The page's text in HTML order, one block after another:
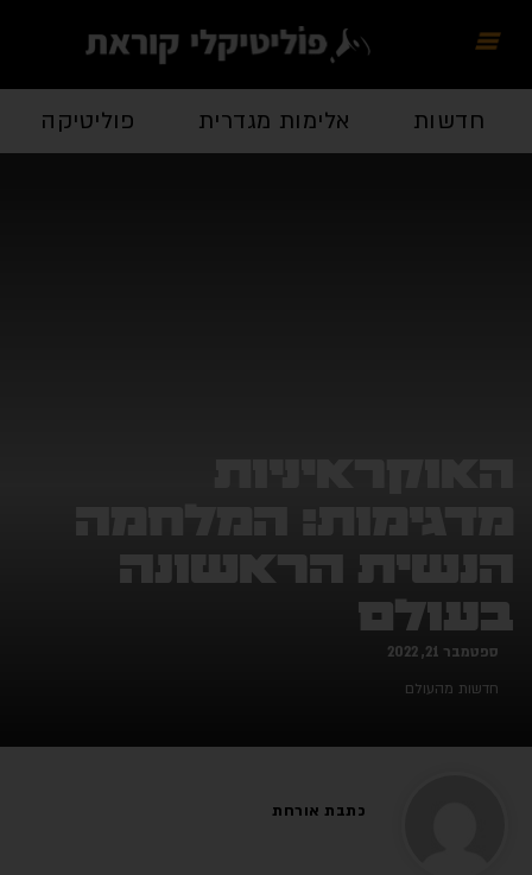
חדשות אלימות מגדרית פוליטיקה
הראשונה
21, 2022
מהעולם
כתבת אורחת